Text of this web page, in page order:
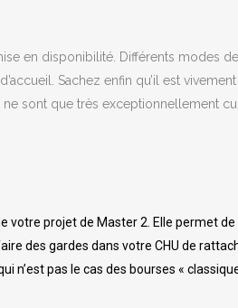
en disponibilité. Différents modes
Sachez enfin qu’il est
sont que très exceptionnellement
votre projet de Master 2. Elle permet
des gardes dans votre CHU de
n’est pas le cas des bourses «